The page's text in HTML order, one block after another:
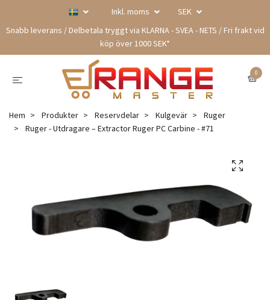
Inkl. moms
SEK
Snabb leverans / Delbetala tryggt via KLARNA - SVEA - NETS / Fri frakt vid
köp över 1000 SEK*
0
Hem Produkter Reservdelar Kulgevär
Ruger
Ruger - Utdragare – Extractor Ruger PC Carbine - #71